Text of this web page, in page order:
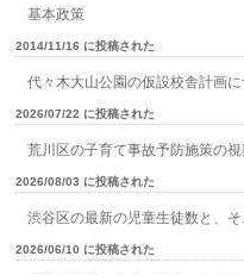
基本政策
2014/11/16 に投稿された
代々木大山公園の仮設校舎計画
2026/07/22 に投稿された
荒川区の子育て事故予防施策の視
2026/08/03 に投稿された
渋谷区の最新の児童生徒数と、
2026/06/10 に投稿された